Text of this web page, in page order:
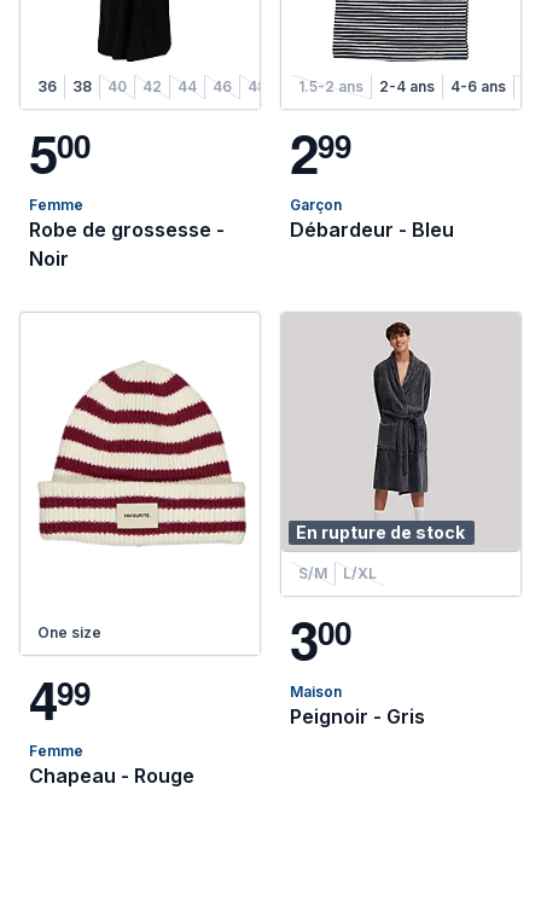
36 38 40 42 44 46 48
500
Femme
Robe de grossesse -
Noir
1.5-2 ans 2-4 ans 4-6 ans
299
Garçon
Débardeur - Bleu
One size
499
Femme
Chapeau - Rouge
En rupture de stock
S/M L/XL
300
Maison
Peignoir - Gris